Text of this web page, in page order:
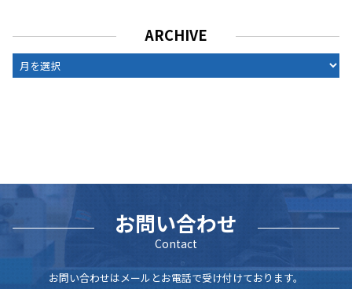
ARCHIVE
ARCHIVE
お問い合わせ
Contact
お問い合わせはメールとお電話で受け付けております。